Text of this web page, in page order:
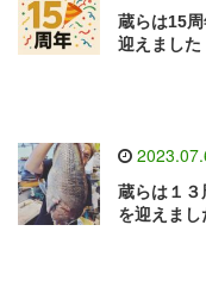
蔵らは15
迎えました
蔵らは１３
を迎えまし